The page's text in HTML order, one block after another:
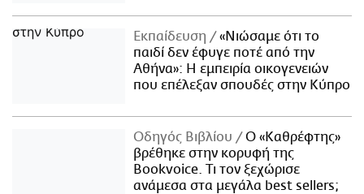
Εκπαίδευση
«Νιώσαμε ότι το
παιδί δεν έφυγε ποτέ από την
Αθήνα»: Η εμπειρία οικογενειών
που επέλεξαν σπουδές στην Κύπρο
Οδηγός Βιβλίου
Ο «Καθρέφτης»
βρέθηκε στην κορυφή της
Bookvoice. Τι τον ξεχώρισε
ανάμεσα στα μεγάλα best sellers;